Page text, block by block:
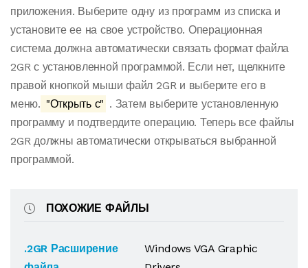
приложения. Выберите одну из программ из списка и
установите ее на свое устройство. Операционная
система должна автоматически связать формат файла
2GR с установленной программой. Если нет, щелкните
правой кнопкой мыши файл 2GR и выберите его в
меню. "Открыть с" . Затем выберите установленную
программу и подтвердите операцию. Теперь все файлы
2GR должны автоматически открываться выбранной
программой.
ПОХОЖИЕ ФАЙЛЫ
.2GR Расширение
Windows VGA Graphic